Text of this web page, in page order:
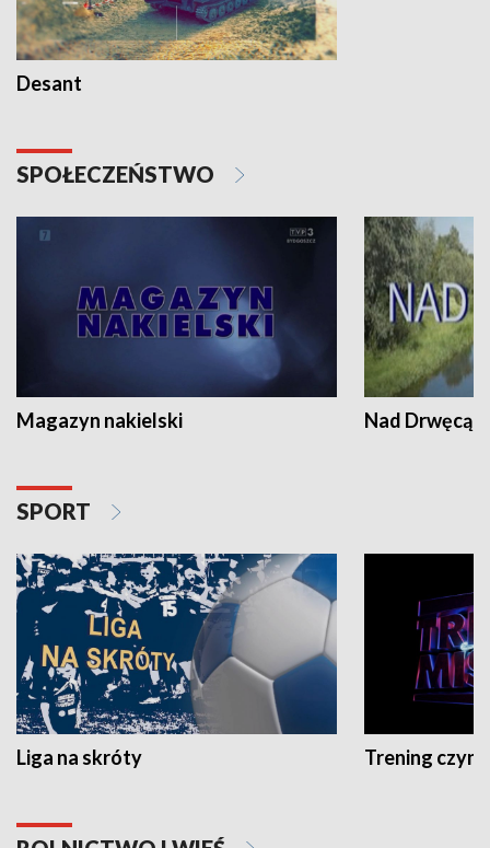
Desant
SPOŁECZEŃSTWO
Magazyn nakielski Nad Drwęcą
SPORT
Liga na skróty Trening czyni